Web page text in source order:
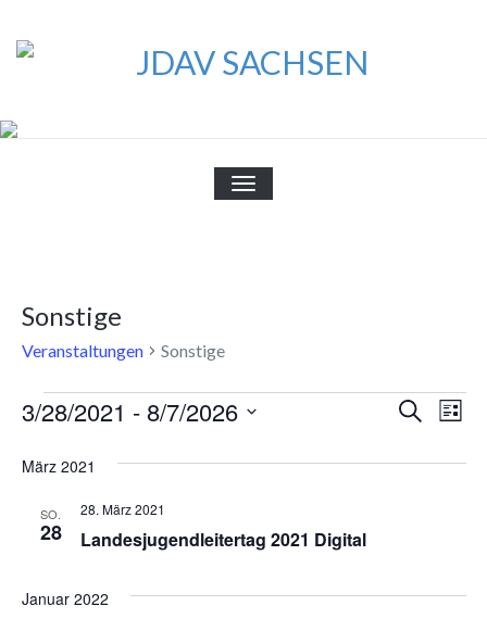
content
SCHALTE
NAVIGATION
Sonstige
Veranstaltungen Sonstige
Veranstaltungen Suche
Liste
3/28/2021 - 8/7/2026
wählen.
März 2021
SO.
28 Landesjugendleitertag 2021 Digital
28. März 2021
Januar 2022